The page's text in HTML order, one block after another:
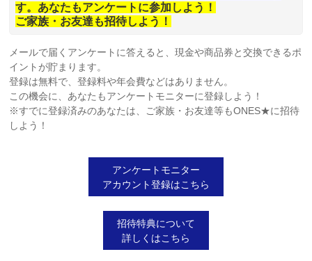
す。あなたもアンケートに参加しよう！
ご家族・お友達も招待しよう！
メールで届くアンケートに答えると、現金や商品券と交換できるポ
イントが貯まります。
登録は無料で、登録料や年会費などはありません。
この機会に、あなたもアンケートモニターに登録しよう！
※すでに登録済みのあなたは、ご家族・お友達等もONES★に招待
しよう！
アンケートモニター
アカウント登録はこちら
招待特典について
詳しくはこちら